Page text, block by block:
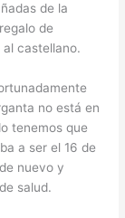
de la
de
castellano.
no está en
tenemos que
a ser el 16 de
nuevo y
salud.